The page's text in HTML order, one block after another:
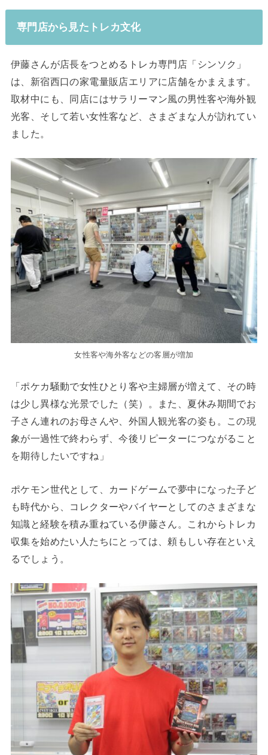
専門店から見たトレカ文化
伊藤さんが店長をつとめるトレカ専門店「シンソク」
は、新宿西口の家電量販店エリアに店舗をかまえます。
取材中にも、同店にはサラリーマン風の男性客や海外観
光客、そして若い女性客など、さまざまな人が訪れてい
ました。
女性客や海外客などの客層が増加
「ポケカ騒動で女性ひとり客や主婦層が増えて、その時
は少し異様な光景でした（笑）。また、夏休み期間でお
子さん連れのお母さんや、外国人観光客の姿も。この現
象が一過性で終わらず、今後リピーターにつながること
を期待したいですね」
ポケモン世代として、カードゲームで夢中になった子ど
も時代から、コレクターやバイヤーとしてのさまざまな
知識と経験を積み重ねている伊藤さん。これからトレカ
収集を始めたい人たちにとっては、頼もしい存在といえ
るでしょう。